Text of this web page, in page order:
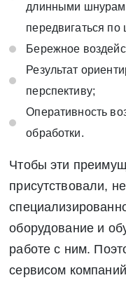
длинными
передвигаться по
Бережное
Результат
перспективу;
Оперативность
обработки.
Чтобы эти
присутствовали,
оборудование и
работе с ним.
сервисом